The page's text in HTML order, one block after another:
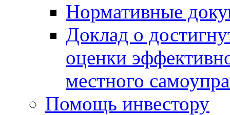
Нормативные
Доклад о
оценки
местного
Помощь инвестору